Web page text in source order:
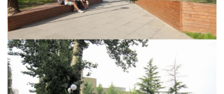
景
观
建
筑
专
登录 注册